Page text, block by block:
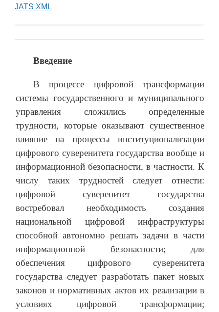
JATS XML
Введение
В процессе цифровой трансформации
системы государственного и муниципального
управления сложились определенные
трудности, которые оказывают существенное
влияние на процессы институционализации
цифрового суверенитета государства вообще и
информационной безопасности, в частности. К
числу таких трудностей следует отнести:
цифровой суверенитет государства
востребовал необходимость создания
национальной цифровой инфраструктуры
способной автономно решать задачи в части
информационной безопасности; для
обеспечения цифрового суверенитета
государства следует разработать пакет новых
законов и нормативных актов их реализации в
условиях цифровой трансформации;